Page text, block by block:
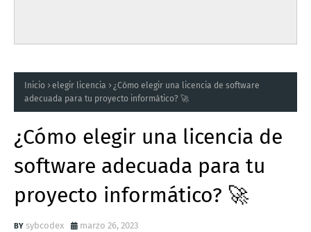
Inicio elegir licencia
¿Cómo elegir una licencia de software
adecuada para tu proyecto informático? 🚀
¿Cómo elegir una licencia de
software adecuada para tu
proyecto informático? 🚀
sybcodex marzo 26, 2023